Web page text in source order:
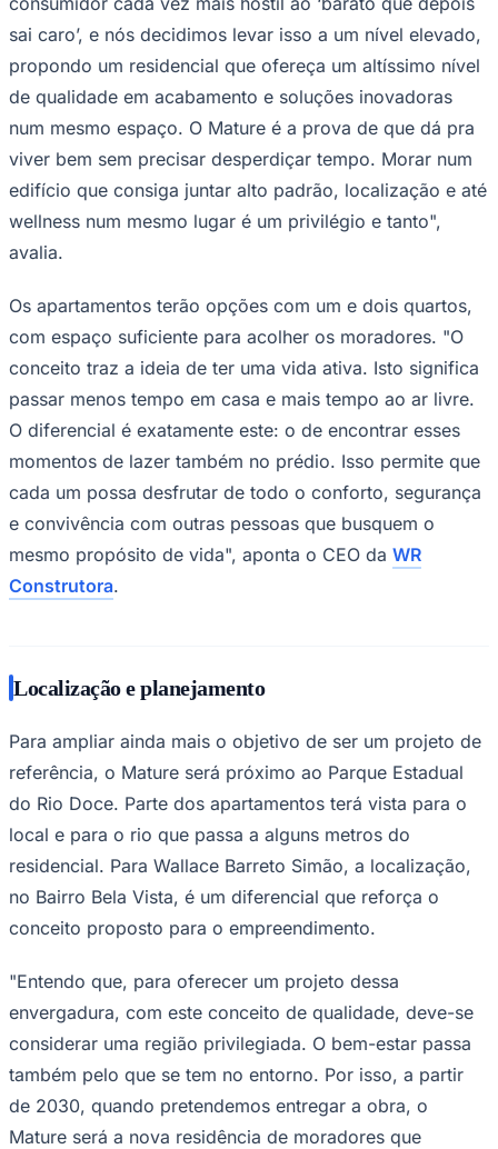
Corinthians
Palmeiras
sai caro’, e nós decidimos levar isso a um nível elevado,
propondo um residencial que ofereça um altíssimo nível
de qualidade em acabamento e soluções inovadoras
num mesmo espaço. O Mature é a prova de que dá pra
viver bem sem precisar desperdiçar tempo. Morar num
edifício que consiga juntar alto padrão, localização e até
wellness num mesmo lugar é um privilégio e tanto",
avalia.
Os apartamentos terão opções com um e dois quartos,
com espaço suficiente para acolher os moradores. "O
conceito traz a ideia de ter uma vida ativa. Isto significa
passar menos tempo em casa e mais tempo ao ar livre.
O diferencial é exatamente este: o de encontrar esses
momentos de lazer também no prédio. Isso permite que
cada um possa desfrutar de todo o conforto, segurança
e convivência com outras pessoas que busquem o
mesmo propósito de vida", aponta o CEO da WR
Construtora.
Localização e planejamento
Para ampliar ainda mais o objetivo de ser um projeto de
referência, o Mature será próximo ao Parque Estadual
do Rio Doce. Parte dos apartamentos terá vista para o
local e para o rio que passa a alguns metros do
residencial. Para Wallace Barreto Simão, a localização,
no Bairro Bela Vista, é um diferencial que reforça o
conceito proposto para o empreendimento.
"Entendo que, para oferecer um projeto dessa
envergadura, com este conceito de qualidade, deve-se
considerar uma região privilegiada. O bem-estar passa
também pelo que se tem no entorno. Por isso, a partir
de 2030, quando pretendemos entregar a obra, o
Mature será a nova residência de moradores que